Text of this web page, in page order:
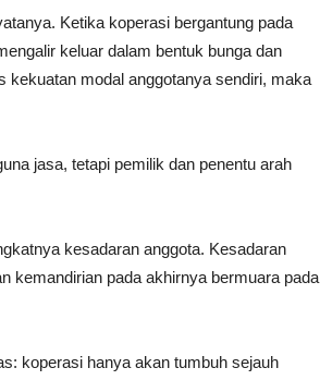
Ketika koperasi bergantung pada
keluar dalam bentuk bunga dan
kekuatan modal anggotanya sendiri, maka
jasa, tetapi pemilik dan penentu arah
kesadaran anggota. Kesadaran
kemandirian pada akhirnya bermuara pada
koperasi hanya akan tumbuh sejauh